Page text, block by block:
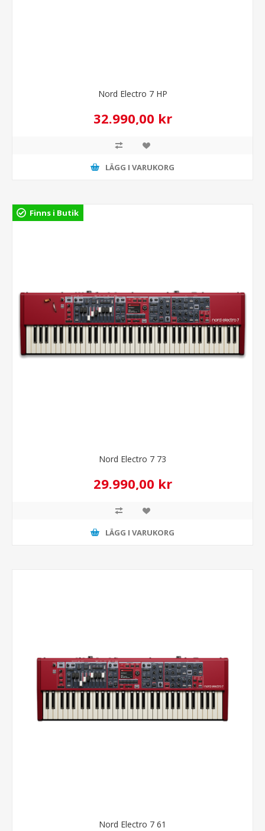
Nord Electro 7 HP
32.990,00 kr
LÄGG I VARUKORG
Finns i Butik
Nord Electro 7 73
29.990,00 kr
LÄGG I VARUKORG
Nord Electro 7 61